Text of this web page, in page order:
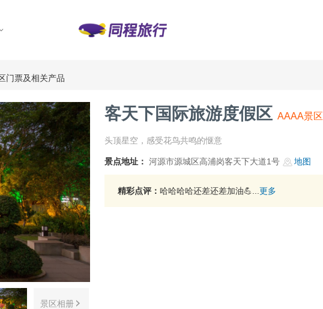
门票及相关产品
景区相册
客天下国际旅游度假区 AAAA景区
头顶星空，感受花鸟共鸣的惬意
景点地址： 河源市源城区高浦岗客天下大道1号 地图
精彩点评： 哈哈哈哈还差还差加油💪... 更多